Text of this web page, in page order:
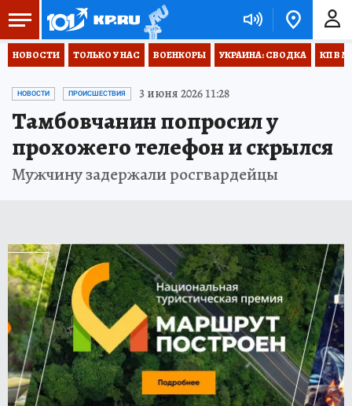
НОВОСТИ ТОЛЬКО У НАС ВОЕНКОРЫ УКРАИНА: СВОДКА КП В
НОВОСТИ ПРОИСШЕСТВИЯ 3 июня 2026 11:28
Тамбовчанин попросил у
прохожего телефон и скрылся
Мужчину задержали росгвардейцы